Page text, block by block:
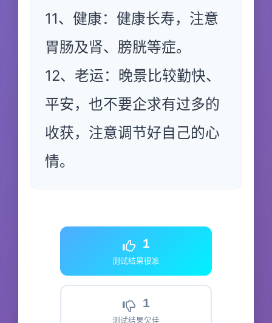
11、健康：健康长寿，注意
胃肠及肾、膀胱等症。
12、老运：晚景比较勤快、
平安，也不要企求有过多的
收获，注意调节好自己的心
情。
1
测试结果很准
1
测试结果欠佳